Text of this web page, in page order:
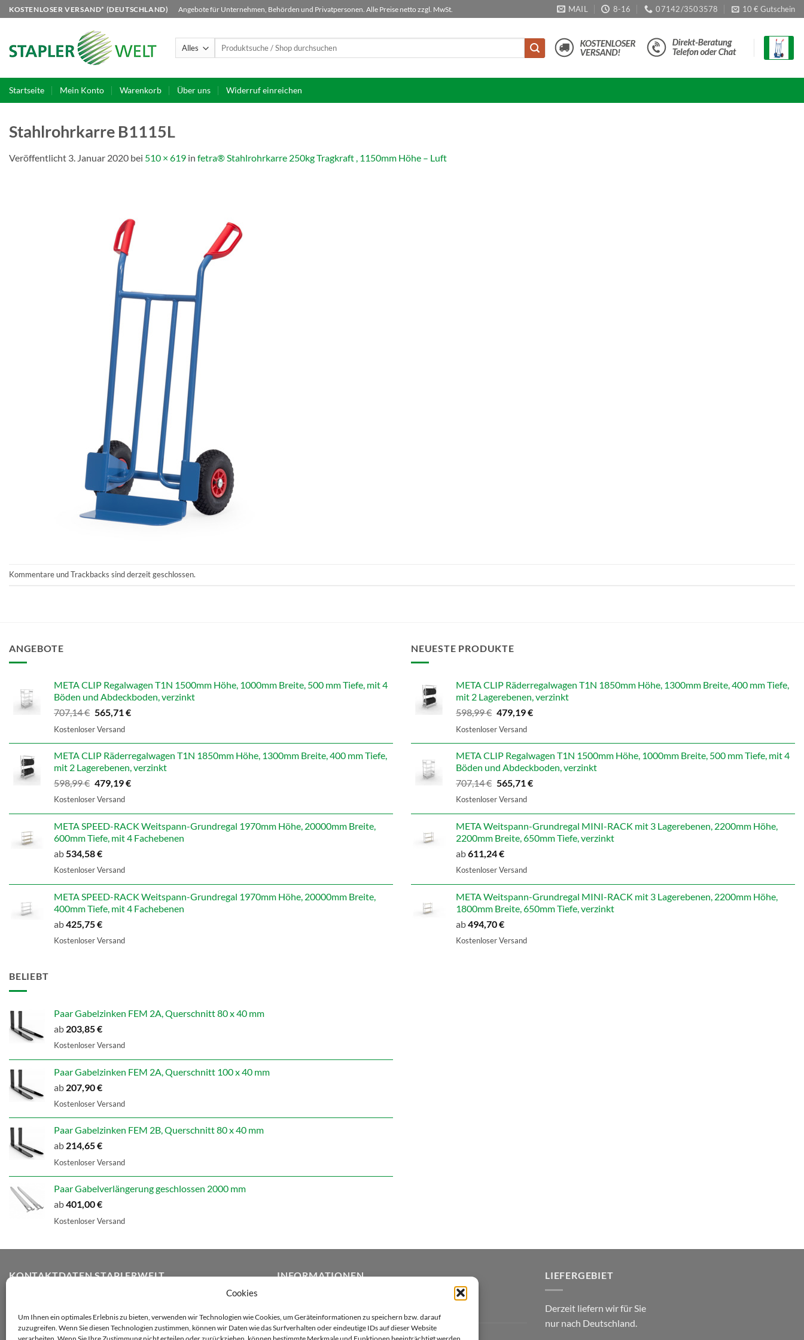
Cookies
Um Ihnen ein optimales Erlebnis zu bieten, verwenden wir Technologien wie Cookies, um Geräteinformationen zu speichern bzw. darauf
zuzugreifen. Wenn Sie diesen Technologien zustimmen, können wir Daten wie das Surfverhalten oder eindeutige IDs auf dieser Website
Zum
Inhalt
KOSTENLOSER VERSAND* (DEUTSCHLAND) Angebote für Unternehmen, Behörden und Privatpersonen. Alle Preise netto zzgl. MwSt. MAIL 8-16 07142/3503578 10 € Gutschein
Suchen
Startseite Mein Konto Warenkorb Über uns Widerruf einreichen
Stahlrohrkarre B1115L
Veröffentlicht 3. Januar 2020 bei 510 × 619 in fetra® Stahlrohrkarre 250kg Tragkraft , 1150mm Höhe – Luft
Kommentare und Trackbacks sind derzeit geschlossen.
ANGEBOTE
META CLIP Regalwagen T1N 1500mm Höhe, 1000mm Breite, 500 mm Tiefe, mit 4
Böden und Abdeckboden, verzinkt
707,14€ Ursprünglicher
Preis
565,71€Aktueller
Kostenloser Versand
META CLIP Räderregalwagen T1N 1850mm Höhe, 1300mm Breite, 400 mm Tiefe,
mit 2 Lagerebenen, verzinkt
598,99€ Ursprünglicher
Preis
479,19€Aktueller
Kostenloser Versand
META SPEED-RACK Weitspann-Grundregal 1970mm Höhe, 20000mm Breite,
600mm Tiefe, mit 4 Fachebenen
ab 534,58€
Kostenloser Versand
META SPEED-RACK Weitspann-Grundregal 1970mm Höhe, 20000mm Breite,
400mm Tiefe, mit 4 Fachebenen
ab425,75€
Kostenloser Versand
NEUESTE PRODUKTE
META CLIP Räderregalwagen T1N 1850mm Höhe, 1300mm Breite, 400 mm Tiefe,
mit 2 Lagerebenen, verzinkt
598,99€ Ursprünglicher
Preis
479,19€Aktueller
Kostenloser Versand
META CLIP Regalwagen T1N 1500mm Höhe, 1000mm Breite, 500 mm Tiefe, mit 4
Böden und Abdeckboden, verzinkt
707,14€ Ursprünglicher
Preis
565,71€Aktueller
Kostenloser Versand
META Weitspann-Grundregal MINI-RACK mit 3 Lagerebenen, 2200mm Höhe,
2200mm Breite, 650mm Tiefe, verzinkt
ab611,24€
Kostenloser Versand
META Weitspann-Grundregal MINI-RACK mit 3 Lagerebenen, 2200mm Höhe,
1800mm Breite, 650mm Tiefe, verzinkt
ab494,70€
Kostenloser Versand
BELIEBT
Paar Gabelzinken FEM 2A, Querschnitt 80 x 40 mm
ab 203,85€
Kostenloser Versand
Paar Gabelzinken FEM 2A, Querschnitt 100 x 40 mm
ab 207,90€
Kostenloser Versand
Paar Gabelzinken FEM 2B, Querschnitt 80 x 40 mm
ab 214,65€
Kostenloser Versand
Paar Gabelverlängerung geschlossen 2000 mm
ab401,00€
Kostenloser Versand
KONTAKTDATEN STAPLERWELT
Adolf-Heim-Straße 14
INFORMATIONEN
Datenschutzerklärung
LIEFERGEBIET
Derzeit liefern wir für Sie
nur nach Deutschland.